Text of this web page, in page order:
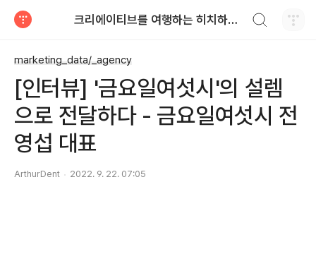
크리에이티브를 여행하는 히치하이커를 위한 안내서
marketing_data/_agency
[인터뷰] '금요일여섯시'의 설렘
으로 전달하다 - 금요일여섯시 전
영섭 대표
ArthurDent 2022. 9. 22. 07:05